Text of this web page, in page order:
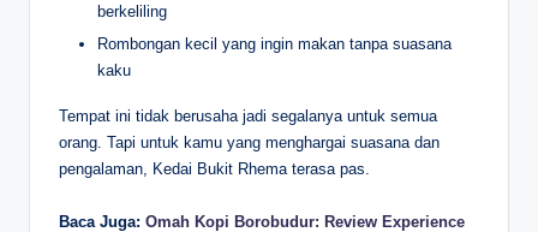
berkeliling
Rombongan kecil yang ingin makan tanpa suasana
kaku
Tempat ini tidak berusaha jadi segalanya untuk semua
orang. Tapi untuk kamu yang menghargai suasana dan
pengalaman, Kedai Bukit Rhema terasa pas.
Baca Juga: Omah Kopi Borobudur: Review Experience